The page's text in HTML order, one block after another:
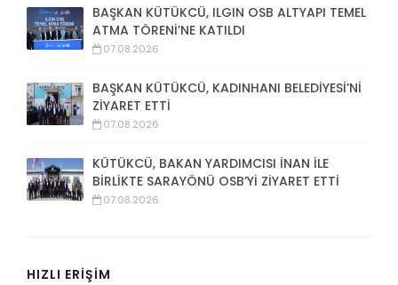
BAŞKAN KÜTÜKCÜ, ILGIN OSB ALTYAPI TEMEL
ATMA TÖRENİ’NE KATILDI
07.08.2026
BAŞKAN KÜTÜKCÜ, KADINHANI BELEDİYESİ’Nİ
ZİYARET ETTİ
07.08.2026
KÜTÜKCÜ, BAKAN YARDIMCISI İNAN İLE
BİRLİKTE SARAYÖNÜ OSB’Yİ ZİYARET ETTİ
07.08.2026
HIZLI ERİŞİM